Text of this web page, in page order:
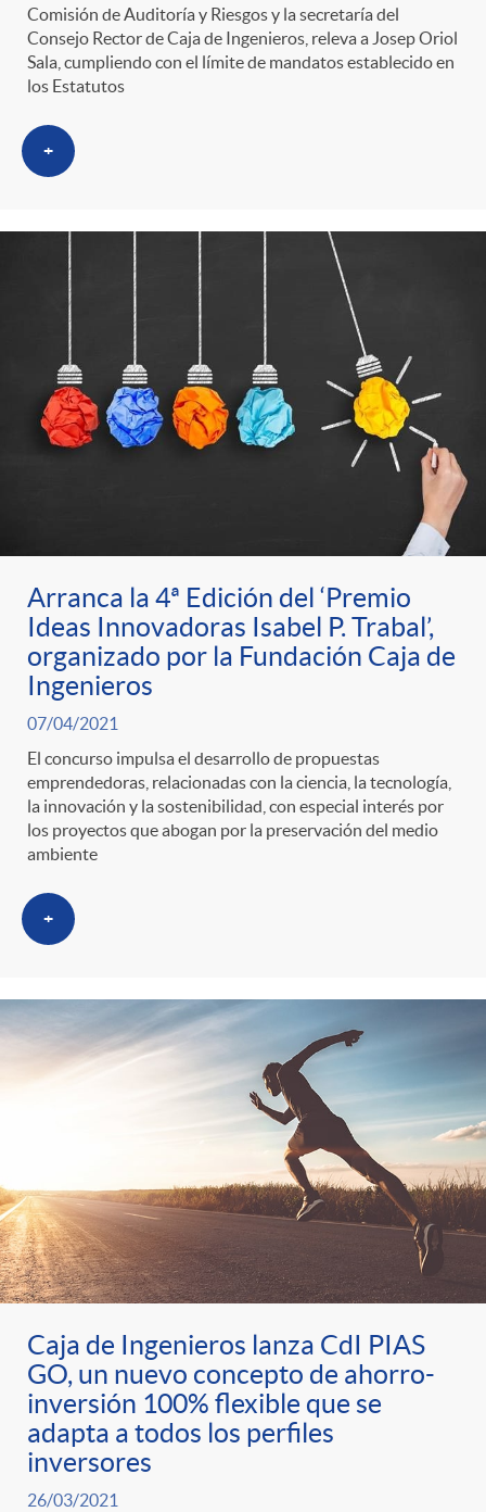
Comisión de Auditoría y Riesgos y la secretaría del
Consejo Rector de Caja de Ingenieros, releva a Josep Oriol
Sala, cumpliendo con el límite de mandatos establecido en
los Estatutos
+
Arranca la 4ª Edición del ‘Premio
Ideas Innovadoras Isabel P. Trabal’,
organizado por la Fundación Caja de
Ingenieros
07/04/2021
El concurso impulsa el desarrollo de propuestas
emprendedoras, relacionadas con la ciencia, la tecnología,
la innovación y la sostenibilidad, con especial interés por
los proyectos que abogan por la preservación del medio
ambiente
+
Caja de Ingenieros lanza CdI PIAS
GO, un nuevo concepto de ahorro-
inversión 100% flexible que se
adapta a todos los perfiles
inversores
26/03/2021